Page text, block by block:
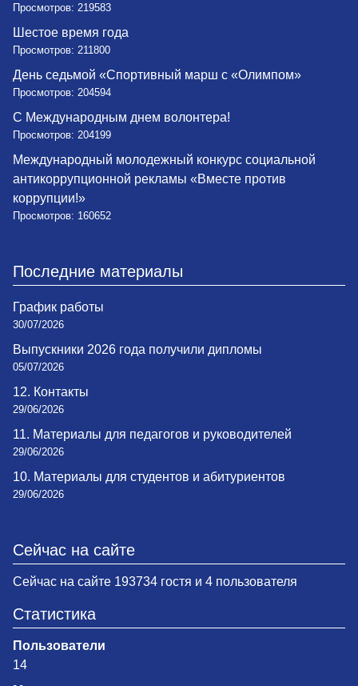
Просмотров: 219583
Шестое время года
Просмотров: 211800
День седьмой «Спортивный марш с «Олимпом»
Просмотров: 204594
С Международным днем волонтера!
Просмотров: 204199
Международный молодежный конкурс социальной
антикоррупционной рекламы «Вместе против
коррупции!»
Просмотров: 160652
Последние материалы
График работы
30/07/2026
Выпускники 2026 года получили дипломы
05/07/2026
12. Контакты
29/06/2026
11. Материалы для педагогов и руководителей
29/06/2026
10. Материалы для студентов и абитуриентов
29/06/2026
Сейчас на сайте
Сейчас на сайте 193734 гостя и 4 пользователя
Статистика
Пользователи
14